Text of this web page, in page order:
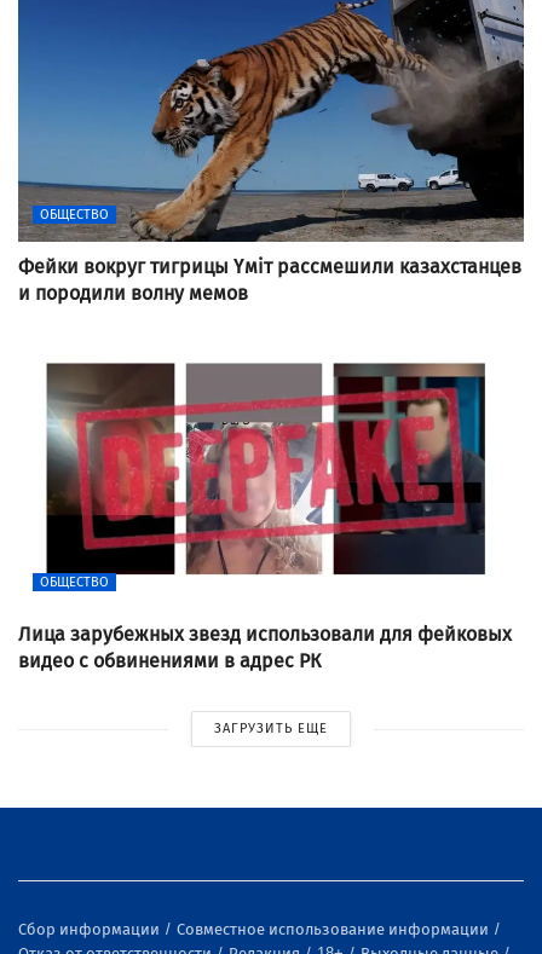
ОБЩЕСТВО
Фейки вокруг тигрицы Үміт рассмешили казахстанцев
и породили волну мемов
ОБЩЕСТВО
Лица зарубежных звезд использовали для фейковых
видео с обвинениями в адрес РК
ЗАГРУЗИТЬ ЕЩЕ
Сбор информации
Совместное использование информации